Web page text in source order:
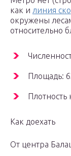
как и линия
окружены
относительно
Площадь:
Плотность
Как доехать
От центра